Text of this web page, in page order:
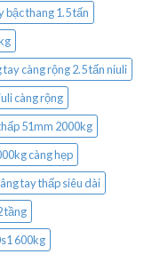
bậc thang 1.5 tấn
tay càng rộng 2.5 tấn niuli
càng rộng
51mm 2000kg
càng hẹp
tay thấp siêu dài
tầng
600kg